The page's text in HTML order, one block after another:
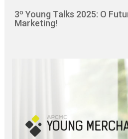
3º Young Talks 2025: O
Marketing!